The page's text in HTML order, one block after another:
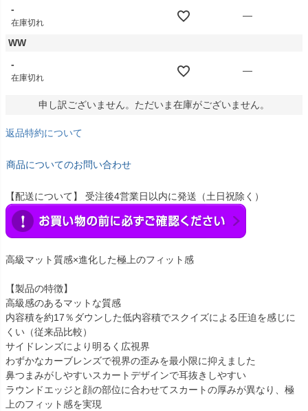
-
在庫切れ
—
WW
-
在庫切れ
—
申し訳ございません。ただいま在庫がございません。
返品特約について
商品についてのお問い合わせ
【配送について】 受注後4営業日以内に発送（土日祝除く）
高級マット質感×進化した極上のフィット感
【製品の特徴】
高級感のあるマットな質感
内容積を約17％ダウンした低内容積でスクイズによる圧迫を感じに
くい（従来品比較）
サイドレンズにより明るく広視界
わずかなカーブレンズで視界の歪みを最小限に抑えました
鼻つまみがしやすいスカートデザインで耳抜きしやすい
ラウンドエッジと顔の部位に合わせてスカートの厚みが異なり、極
上のフィット感を実現